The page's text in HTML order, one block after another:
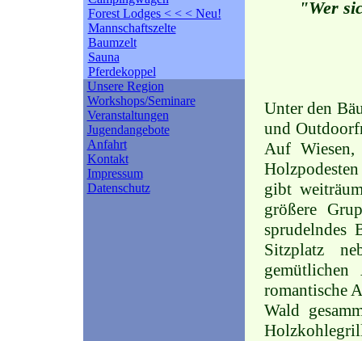
Forest Lodges < < < Neu!
Mannschaftszelte
Baumzelt
Sauna
Pferdekoppel
Unsere Region
Workshops/Seminare
Veranstaltungen
Jugendangebote
Anfahrt
Kontakt
Impressum
Datenschutz
"Wer
Unter den
und
Auf Wiesen,
gibt
größere
sprudelndes
Sitzplatz
romantische
Wald